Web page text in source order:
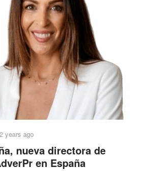
2 years ago
nueva directora de
en España